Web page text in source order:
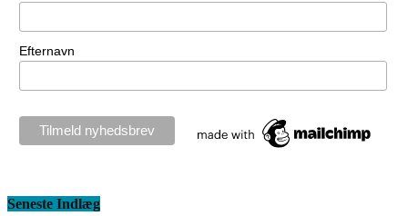
Efternavn
Seneste Indlæg